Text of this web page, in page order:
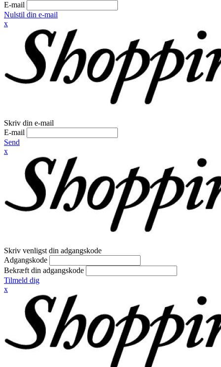
E-mail
Nulstil din e-mail
x
Skriv din e-mail
E-mail
Send
x
Skriv venligst din adgangskode
Adgangskode
Bekræft din adgangskode
Tilmeld dig
x